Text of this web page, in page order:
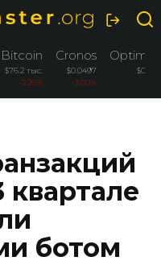
$76.2 тыс.
-3.26%
Cronos
$0.0497
-3.00%
квартале
ботом